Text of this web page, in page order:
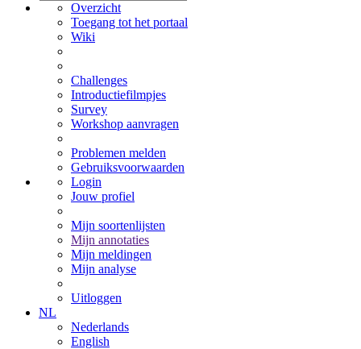
Overzicht
Toegang tot het portaal
Wiki
Challenges
Introductiefilmpjes
Survey
Workshop aanvragen
Problemen melden
Gebruiksvoorwaarden
Login
Jouw profiel
Mijn soortenlijsten
Mijn annotaties
Mijn meldingen
Mijn analyse
Uitloggen
NL
Nederlands
English